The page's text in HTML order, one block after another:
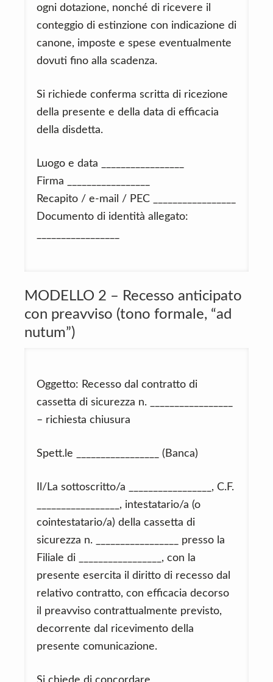
ogni dotazione, nonché di ricevere il
conteggio di estinzione con indicazione di
canone, imposte e spese eventualmente
dovuti fino alla scadenza.
Si richiede conferma scritta di ricezione
della presente e della data di efficacia
della disdetta.
Luogo e data _________________
Firma _________________
Recapito / e-mail / PEC _________________
Documento di identità allegato:
MODELLO 2 – Recesso anticipato
con preavviso (tono formale, “ad
nutum”)
Oggetto: Recesso dal contratto di
cassetta di sicurezza n. _________________
– richiesta chiusura
Spett.le _________________ (Banca)
Il/La sottoscritto/a _________________, C.F.
_________________, intestatario/a (o
cointestatario/a) della cassetta di
sicurezza n. _________________ presso la
Filiale di _________________, con la
presente esercita il diritto di recesso dal
relativo contratto, con efficacia decorso
il preavviso contrattualmente previsto,
decorrente dal ricevimento della
presente comunicazione.